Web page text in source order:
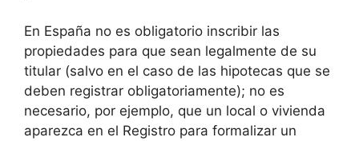
En España no es obligatorio inscribir las
propiedades para que sean legalmente de su
titular (salvo en el caso de las hipotecas que se
deben registrar obligatoriamente); no es
necesario, por ejemplo, que un local o vivienda
aparezca en el Registro para formalizar un